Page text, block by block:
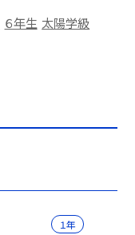
６年生 太陽学級
１年